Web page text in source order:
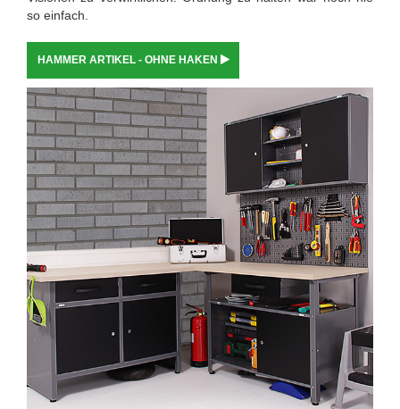
so einfach.
HAMMER ARTIKEL - OHNE HAKEN